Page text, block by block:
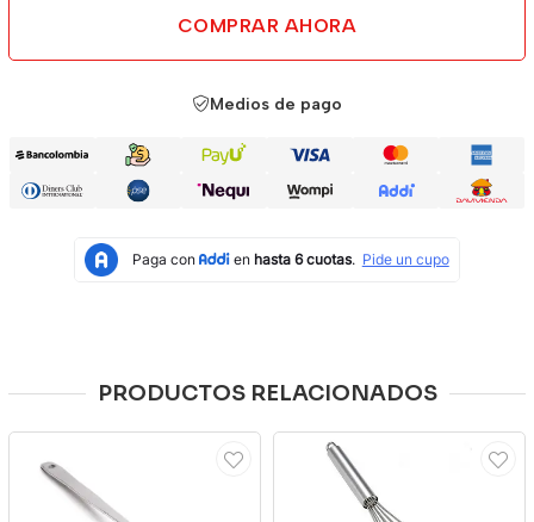
COMPRAR AHORA
Medios de pago
PRODUCTOS RELACIONADOS